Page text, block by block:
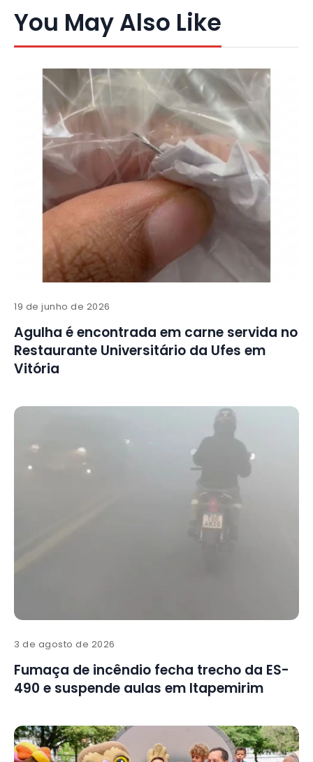
You May Also Like
19 de junho de 2026
Agulha é encontrada em carne servida no
Restaurante Universitário da Ufes em
Vitória
3 de agosto de 2026
Fumaça de incêndio fecha trecho da ES-
490 e suspende aulas em Itapemirim